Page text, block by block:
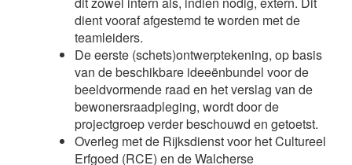
dient vooraf afgestemd te worden met de
teamleiders.
De eerste (schets)ontwerptekening, op basis
van de beschikbare ideeënbundel voor de
beeldvormende raad en het verslag van de
bewonersraadpleging, wordt door de
projectgroep verder beschouwd en getoetst.
Overleg met de Rijksdienst voor het Cultureel
Erfgoed (RCE) en de Walcherse